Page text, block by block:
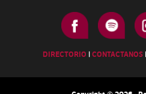
DIRECTORIO |CONTACTANOS |